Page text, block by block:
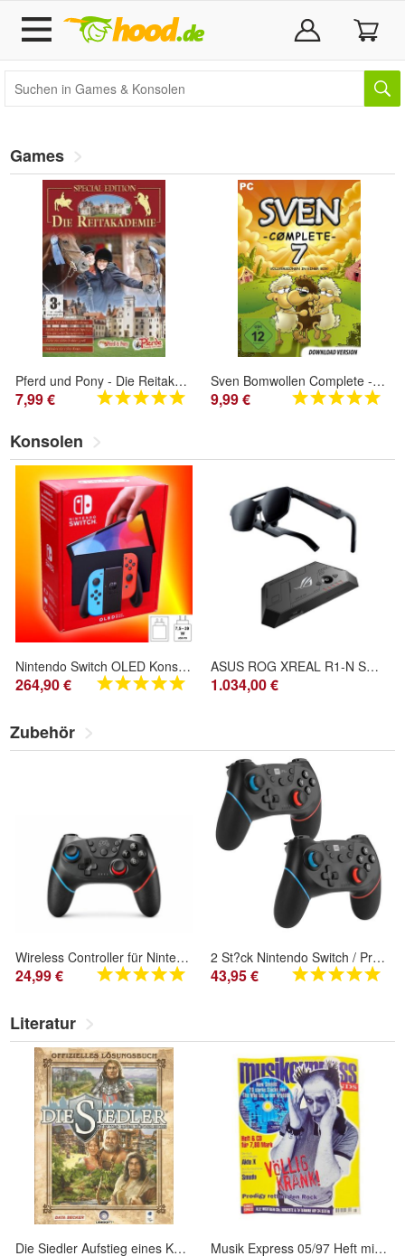
Games
Pferd und Pony - Die Reitakademie - Dressur - Springreiten - Westernreiten - PC
7,99 €
Sven Bomwollen Complete - 7 Vollversionen - Sven Bømwøllen - Download Version
9,99 €
Konsolen
Nintendo Switch OLED Konsole 64GB WLAN LAN USB, Neon-Rot/Neon-Blau
264,90 €
ASUS ROG XREAL R1-N Smart Glasses
1.034,00 €
Zubehör
Wireless Controller für Nintendo Switch OLED - Bluetooth Pro Gamepad Neu
24,99 €
2 St?ck Nintendo Switch / Pro Controller | Kabellose Controller | Bluetooth
43,95 €
Literatur
Die Siedler Aufstieg eines Königreichs offizielles Lösungsbuch Musik Express 05/97 Heft mit CD 90er Rock Musik Zeitschrift Retro